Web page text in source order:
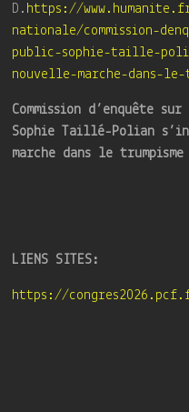
D. https://
nationale/commission-
public-sophie-taille-
nouvelle-marche-dans-
Commission d’enquête
Sophie Taillé-Polian
marche dans le
LIENS SITES:
https://